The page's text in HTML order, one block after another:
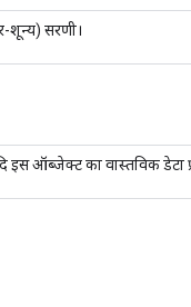
शून्य) सरणी।
इस ऑब्जेक्ट का वास्तविक डेटा